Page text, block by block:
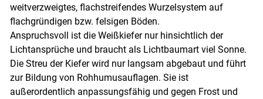
weitverzweigtes, flachstreifendes Wurzelsystem auf
flachgründigen bzw. felsigen Böden.
Anspruchsvoll ist die Weißkiefer nur hinsichtlich der
Lichtansprüche und braucht als Lichtbaumart viel Sonne.
Die Streu der Kiefer wird nur langsam abgebaut und führt
zur Bildung von Rohhumusauflagen. Sie ist
außerordentlich anpassungsfähig und gegen Frost und